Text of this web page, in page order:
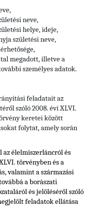
neve,
helye, ideje,
születési neve,
megadott, illetve a
személyes adatok.
feladatait az
szóló 2008. évi XLVI.
keretei között
folytat, amely során
az élelmiszerláncról és
törvényben ésa
valamint a származási
a borászati
és jelöléséről szóló
feladatok ellátása